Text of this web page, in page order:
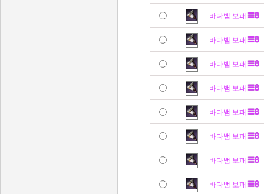
바다뱀 보패
바다뱀 보패
바다뱀 보패
바다뱀 보패
바다뱀 보패
바다뱀 보패
바다뱀 보패
바다뱀 보패